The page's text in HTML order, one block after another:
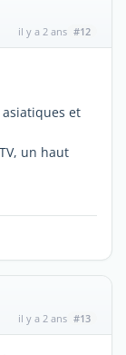
il y a 2 ans #12
et
un haut
il y a 2 ans #13